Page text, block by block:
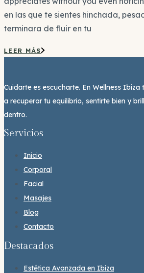
en las que te sientes hinchada,
terminara de fluir en tu
LEER MÁS
Cuidarte es escucharte. En Wellness
a recuperar tu equilibrio, sentirte bien y
dentro.
Servicios
Inicio
Corporal
Facial
Masajes
Blog
Contacto
Destacados
Estética Avanzada en Ibiza